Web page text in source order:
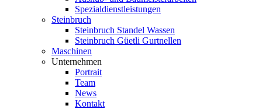
Spezialdienstleistungen
Steinbruch
Steinbruch Standel Wassen
Steinbruch Güetli Gurtnellen
Maschinen
Unternehmen
Portrait
Team
News
Kontakt